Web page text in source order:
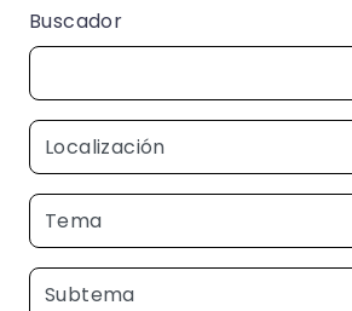
Buscador